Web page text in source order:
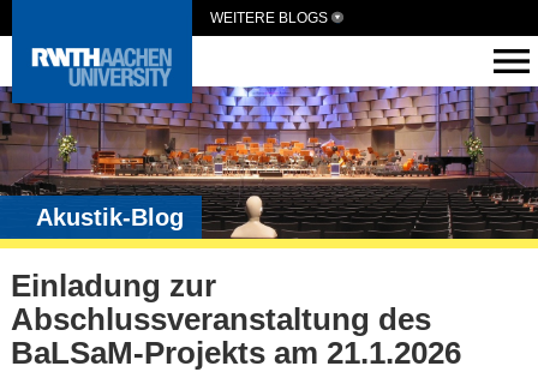
WEITERE BLOGS
Akustik-Blog
Einladung zur
Abschlussveranstaltung des
BaLSaM-Projekts am 21.1.2026